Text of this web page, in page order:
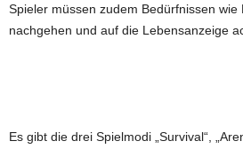
Spieler müssen zudem Bedürfnissen wie
nachgehen und auf die Lebensanzeige
Es gibt die drei Spielmodi „Survival“,